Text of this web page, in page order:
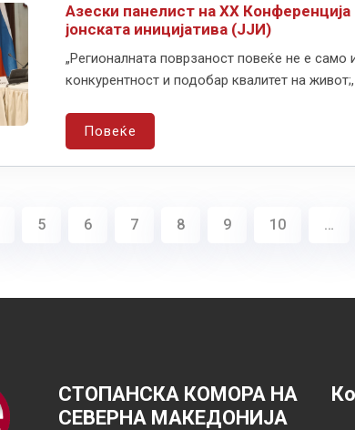
Азески панелист на XX
јонската иницијатива (ЈЈИ)
„Регионалната поврзаност повеќе не е
конкурентност и подобар квалитет на
Повеќе
5 6 7 8 9 10 …
СТОПАНСКА КОМОРА НА
СЕВЕРНА МАКЕДОНИЈА